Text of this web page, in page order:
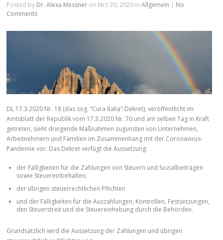
Posted by Dr. Alexa Messner on Mrz 20, 2020 inAllgemein
No
Comments
DL 17.3.2020 Nr. 18 (das sog. “Cura Italia”-Dekret), veröffentlicht im
Amtsblatt der Republik vom 17.3.2020 Nr. 70 und am selben Tag in Kraft
getreten, sieht dringende Maßnahmen zugunsten von Unternehmen,
Arbeitnehmern und Familien im Zusammenhang mit der Coronavirus-
Pandemie vor. Das Dekret verfügt die Aussetzung:
der Fälligkeiten für die Zahlungen von Steuern und Sozialbeiträgen
sowie Steuereinbehalten;
der übrigen steuerrechtlichen Pflichten
und der Fälligkeiten für die Auszahlungen, Kontrollen, Festsetzungen,
den Steuerstreit und die Steuereinhebung durch die Behörden.
Grundsätzlich wird die Aussetzung der Zahlungen und übrigen